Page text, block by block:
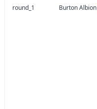
round_1 Burton Albion